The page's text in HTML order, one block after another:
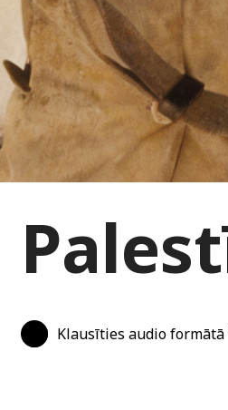
Klausīties audio formātā